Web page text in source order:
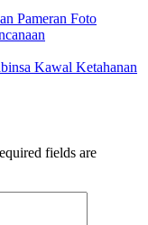
Pameran Foto
Kawal Ketahanan
fields are